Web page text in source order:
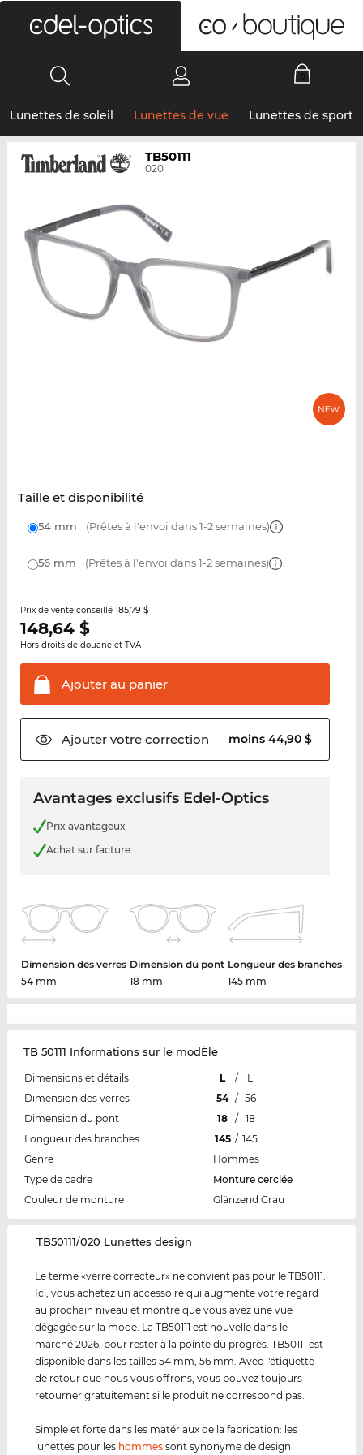
Lunettes de soleil Lunettes de vue Lunettes de sport
TB50111
020
Taille et disponibilité
54 mm (Prêtes à l'envoi dans 1-2 semaines)
56 mm (Prêtes à l'envoi dans 1-2 semaines)
Prix de vente conseillé 185,79 $
148,64$
Hors droits de douane et TVA
Ajouter au panier
Ajouter votrecorrection moins 44,90 $
Avantages exclusifs Edel-Optics
Prix avantageux
Achat sur facture
Dimension des verres
54 mm
Dimension du pont
18 mm
Longueur des branches
145 mm
TB 50111 Informations sur le modÈle
Dimensions et détails L /
L
Dimension des verres
54 / 56
Dimension du pont
18 /
18
Longueur des branches
145 / 145
Genre
Hommes
Type de cadre
Monture cerclée
Couleur de monture
Glänzend Grau
‌TB50111/020 Lunettes design
Le terme «verre correcteur» ne convient pas pour le TB50111.
Ici, vous achetez un accessoire qui augmente votre regard
au prochain niveau et montre que vous avez une vue
dégagée sur la mode. La TB50111 est nouvelle dans le
marché 2026, pour rester à la pointe du progrès. TB50111 est
disponible dans les tailles 54 mm, 56 mm. Avec l'étiquette
de retour que nous vous offrons, vous pouvez toujours
retourner gratuitement si le produit ne correspond pas.
Simple et forte dans les matériaux de la fabrication: les
lunettes pour les hommes sont synonyme de design